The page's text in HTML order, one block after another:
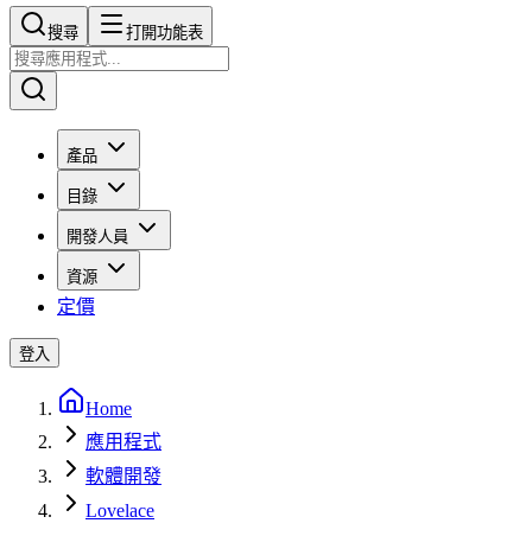
搜尋​​​​ 打開功能表
產品
目錄
開發人員
資源
定價
登入
Home
應用程式
軟體開發
Lovelace